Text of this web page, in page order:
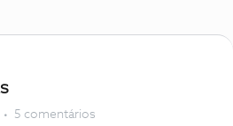
5 comentários